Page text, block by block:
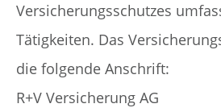
Versicherungsschutzes
Tätigkeiten. Das
die folgende Anschrift:
R+V Versicherung AG